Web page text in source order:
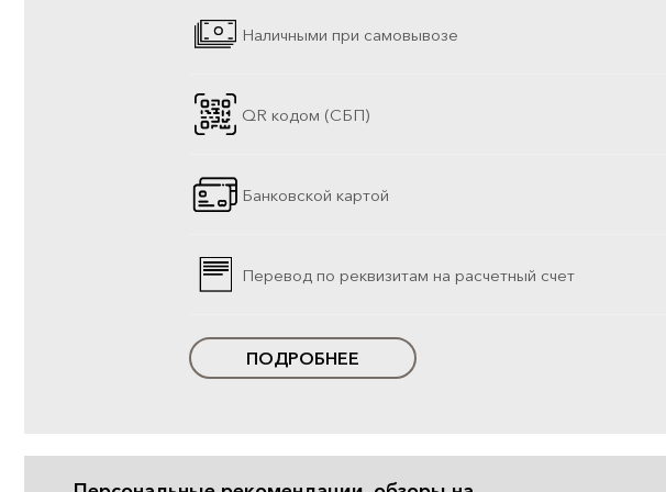
Наличными при самовывозе
QR кодом (СБП)
Банковской картой
Перевод по реквизитам на расчетный счет
ПОДРОБНЕЕ